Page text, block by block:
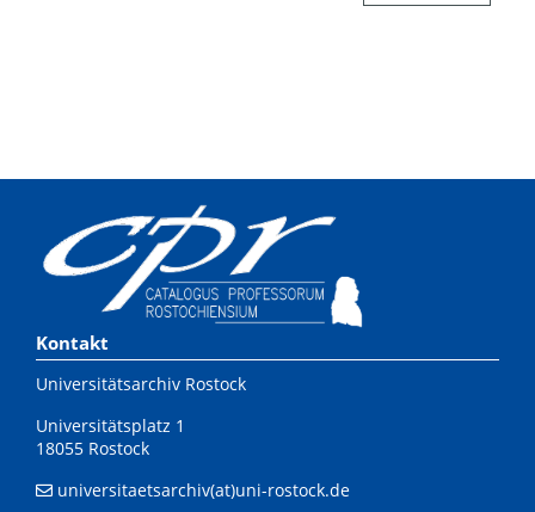
Kontakt
Universitätsarchiv Rostock
Universitätsplatz 1
18055 Rostock
universitaetsarchiv(at)uni-rostock.de